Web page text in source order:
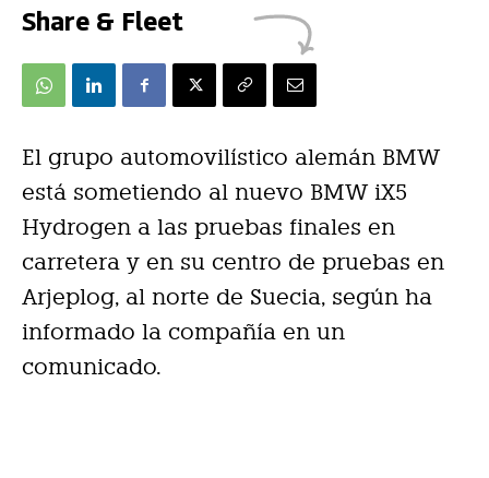
Share & Fleet
El grupo automovilístico alemán BMW
está sometiendo al nuevo BMW iX5
Hydrogen a las pruebas finales en
carretera y en su centro de pruebas en
Arjeplog, al norte de Suecia, según ha
informado la compañía en un
comunicado.